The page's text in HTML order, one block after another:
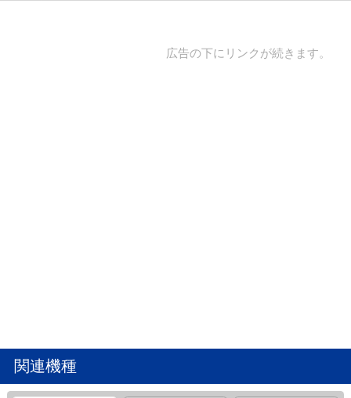
広告の下にリンクが続きます。
関連機種